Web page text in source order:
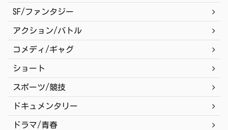
SF/ファンタジー
アクション/バトル
コメディ/ギャグ
ショート
スポーツ/競技
ドキュメンタリー
ドラマ/青春